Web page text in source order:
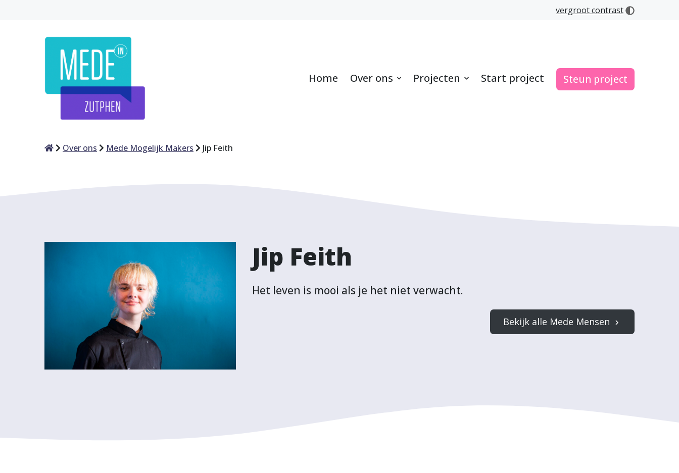
vergroot contrast
Home Over ons Projecten Start project Steun project
HomeOver ons Mede Mogelijk Makers Jip Feith
Jip Feith
Het leven is mooi als je het niet verwacht.
Bekijk alle Mede Mensen